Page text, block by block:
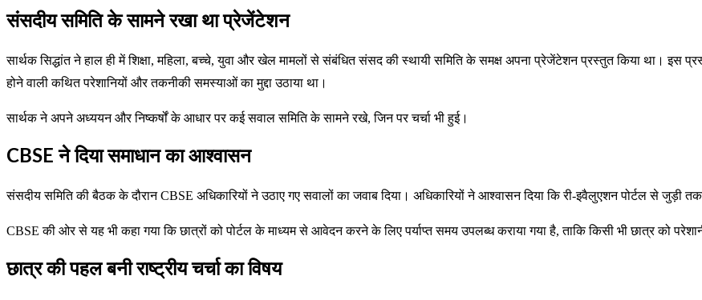
संसदीय समिति के सामने रखा था प्रेजेंटेशन
सार्थक सिद्धांत ने हाल ही में शिक्षा, महिला, बच्चे, युवा और खेल मामलों से संबंधित संसद की स्थायी समिति के समक्ष अपना प्रेजेंटेशन प्रस्तुत किया था। इस
होने वाली कथित परेशानियों और तकनीकी समस्याओं का मुद्दा उठाया था।
सार्थक ने अपने अध्ययन और निष्कर्षों के आधार पर कई सवाल समिति के सामने रखे, जिन पर चर्चा भी हुई।
CBSE ने दिया समाधान का आश्वासन
संसदीय समिति की बैठक के दौरान CBSE अधिकारियों ने उठाए गए सवालों का जवाब दिया। अधिकारियों ने आश्वासन दिया कि री-इवैलुएशन पोर्टल से जुड़ी
CBSE की ओर से यह भी कहा गया कि छात्रों को पोर्टल के माध्यम से आवेदन करने के लिए पर्याप्त समय उपलब्ध कराया गया है, ताकि किसी भी छात्र को
छात्र की पहल बनी राष्ट्रीय चर्चा का विषय